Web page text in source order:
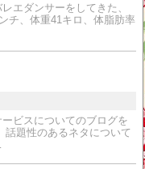
エダンサーをしてきた、
チ、体重41キロ、体脂肪率
ビスについてのブログを
話題性のあるネタについて